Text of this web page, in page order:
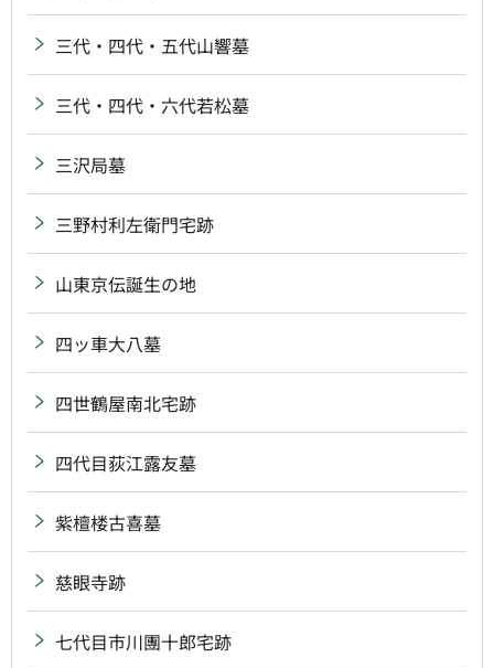
三代・四代・五代山響墓
三代・四代・六代若松墓
三沢局墓
三野村利左衛門宅跡
山東京伝誕生の地
四ッ車大八墓
四世鶴屋南北宅跡
四代目荻江露友墓
紫檀楼古喜墓
慈眼寺跡
七代目市川團十郎宅跡